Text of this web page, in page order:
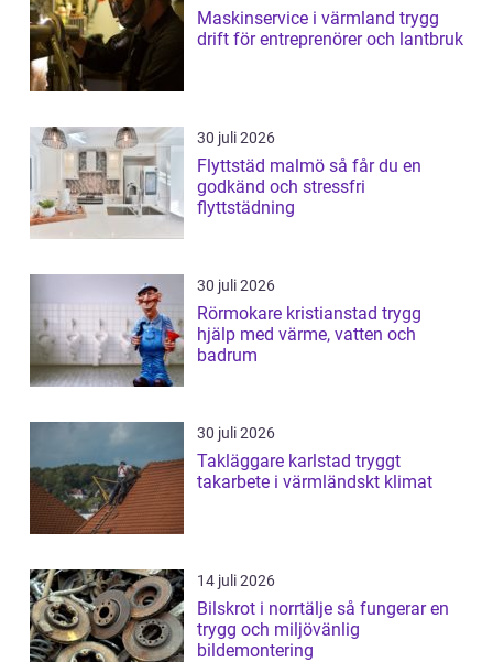
Maskinservice i värmland trygg
drift för entreprenörer och lantbruk
30 juli 2026
Flyttstäd malmö så får du en
godkänd och stressfri
flyttstädning
30 juli 2026
Rörmokare kristianstad trygg
hjälp med värme, vatten och
badrum
30 juli 2026
Takläggare karlstad tryggt
takarbete i värmländskt klimat
14 juli 2026
Bilskrot i norrtälje så fungerar en
trygg och miljövänlig
bildemontering